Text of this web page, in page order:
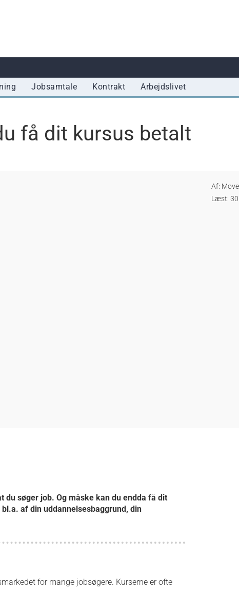
Jobsamtale Kontrakt Arbejdslivet
få dit kursus betalt
Af:
Læst:
du søger job. Og måske kan du endda få dit
af din uddannelsesbaggrund, din
for mange jobsøgere. Kurserne er ofte